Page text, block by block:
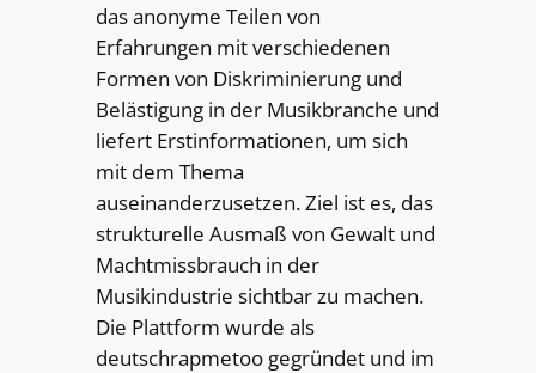
das anonyme Teilen von
Erfahrungen mit verschiedenen
Formen von Diskriminierung und
Belästigung in der Musikbranche und
liefert Erstinformationen, um sich
mit dem Thema
auseinanderzusetzen. Ziel ist es, das
strukturelle Ausmaß von Gewalt und
Machtmissbrauch in der
Musikindustrie sichtbar zu machen.
Die Plattform wurde als
deutschrapmetoo gegründet und im